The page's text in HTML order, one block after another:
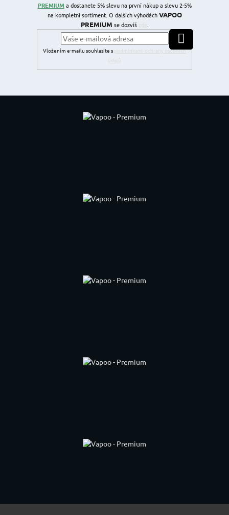
PREMIUM a dostanete 5% slevu na první nákup a slevu 2-5%
na kompletní sortiment. O dalších výhodáchVAPOO
PREMIUM se dozvíš
Vložením e-mailu souhlasíte s
podmínkami ochrany osobních